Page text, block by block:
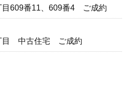
目609番11、609番4 ご成約
目 中古住宅 ご成約